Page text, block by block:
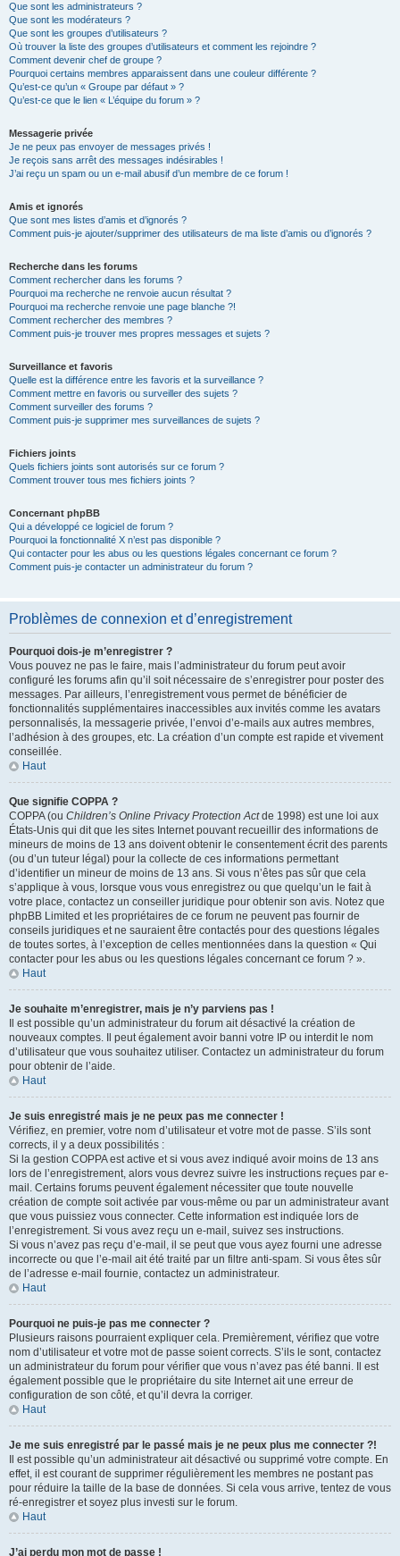
Que sont les administrateurs ?
Que sont les modérateurs ?
Que sont les groupes d’utilisateurs ?
Où trouver la liste des groupes d’utilisateurs et comment les rejoindre ?
Comment devenir chef de groupe ?
Pourquoi certains membres apparaissent dans une couleur différente ?
Qu’est-ce qu’un « Groupe par défaut » ?
Qu’est-ce que le lien « L’équipe du forum » ?
Messagerie privée
Je ne peux pas envoyer de messages privés !
Je reçois sans arrêt des messages indésirables !
J’ai reçu un spam ou un e-mail abusif d’un membre de ce forum !
Amis et ignorés
Que sont mes listes d’amis et d’ignorés ?
Comment puis-je ajouter/supprimer des utilisateurs de ma liste d’amis ou d’ignorés ?
Recherche dans les forums
Comment rechercher dans les forums ?
Pourquoi ma recherche ne renvoie aucun résultat ?
Pourquoi ma recherche renvoie une page blanche ?!
Comment rechercher des membres ?
Comment puis-je trouver mes propres messages et sujets ?
Surveillance et favoris
Quelle est la différence entre les favoris et la surveillance ?
Comment mettre en favoris ou surveiller des sujets ?
Comment surveiller des forums ?
Comment puis-je supprimer mes surveillances de sujets ?
Fichiers joints
Quels fichiers joints sont autorisés sur ce forum ?
Comment trouver tous mes fichiers joints ?
Concernant phpBB
Qui a développé ce logiciel de forum ?
Pourquoi la fonctionnalité X n’est pas disponible ?
Qui contacter pour les abus ou les questions légales concernant ce forum ?
Comment puis-je contacter un administrateur du forum ?
Problèmes de connexion et d’enregistrement
Pourquoi dois-je m’enregistrer ?
Vous pouvez ne pas le faire, mais l’administrateur du forum peut avoir
configuré les forums afin qu’il soit nécessaire de s’enregistrer pour poster des
messages. Par ailleurs, l’enregistrement vous permet de bénéficier de
fonctionnalités supplémentaires inaccessibles aux invités comme les avatars
personnalisés, la messagerie privée, l’envoi d’e-mails aux autres membres,
l’adhésion à des groupes, etc. La création d’un compte est rapide et vivement
conseillée.
Haut
Que signifie COPPA ?
COPPA (ou Children’s Online Privacy Protection Actde 1998) est une loi aux
États-Unis qui dit que les sites Internet pouvant recueillir des informations de
mineurs de moins de 13 ans doivent obtenir le consentement écrit des parents
(ou d’un tuteur légal) pour la collecte de ces informations permettant
d’identifier un mineur de moins de 13 ans. Si vous n’êtes pas sûr que cela
s’applique à vous, lorsque vous vous enregistrez ou que quelqu’un le fait à
votre place, contactez un conseiller juridique pour obtenir son avis. Notez que
phpBB Limited et les propriétaires de ce forum ne peuvent pas fournir de
conseils juridiques et ne sauraient être contactés pour des questions légales
de toutes sortes, à l’exception de celles mentionnées dans la question « Qui
contacter pour les abus ou les questions légales concernant ce forum ? ».
Haut
Je souhaite m’enregistrer, mais je n’y parviens pas !
Il est possible qu’un administrateur du forum ait désactivé la création de
nouveaux comptes. Il peut également avoir banni votre IP ou interdit le nom
d’utilisateur que vous souhaitez utiliser. Contactez un administrateur du forum
pour obtenir de l’aide.
Haut
Je suis enregistré mais je ne peux pas me connecter !
Vérifiez, en premier, votre nom d’utilisateur et votre mot de passe. S’ils sont
corrects, il y a deux possibilités :
Si la gestion COPPA est active et si vous avez indiqué avoir moins de 13 ans
lors de l’enregistrement, alors vous devrez suivre les instructions reçues par e-
mail. Certains forums peuvent également nécessiter que toute nouvelle
création de compte soit activée par vous-même ou par un administrateur avant
que vous puissiez vous connecter. Cette information est indiquée lors de
l’enregistrement. Si vous avez reçu un e-mail, suivez ses instructions.
Si vous n’avez pas reçu d’e-mail, il se peut que vous ayez fourni une adresse
incorrecte ou que l’e-mail ait été traité par un filtre anti-spam. Si vous êtes sûr
de l’adresse e-mail fournie, contactez un administrateur.
Haut
Pourquoi ne puis-je pas me connecter ?
Plusieurs raisons pourraient expliquer cela. Premièrement, vérifiez que votre
nom d’utilisateur et votre mot de passe soient corrects. S’ils le sont, contactez
un administrateur du forum pour vérifier que vous n’avez pas été banni. Il est
également possible que le propriétaire du site Internet ait une erreur de
configuration de son côté, et qu’il devra la corriger.
Haut
Je me suis enregistré par le passé mais je ne peux plus me connecter ?!
Il est possible qu’un administrateur ait désactivé ou supprimé votre compte. En
effet, il est courant de supprimer régulièrement les membres ne postant pas
pour réduire la taille de la base de données. Si cela vous arrive, tentez de vous
ré-enregistrer et soyez plus investi sur le forum.
Haut
J’ai perdu mon mot de passe !